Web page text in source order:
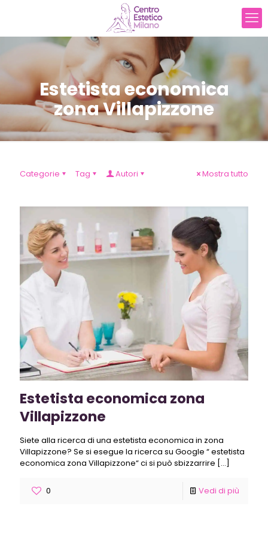
Estetista economica
zona Villapizzone
Categorie Tag Autori Mostra tutto
Estetista economica zona
Villapizzone
Siete alla ricerca di una estetista economica in zona
Villapizzone? Se si esegue la ricerca su Google “ estetista
economica zona Villapizzone“ ci si può sbizzarrire […]
0 Vedi di più